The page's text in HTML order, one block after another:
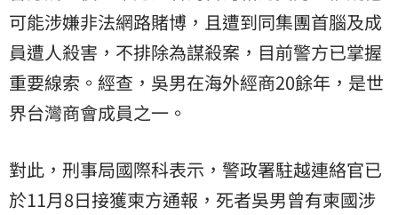
可能涉嫌非法網路賭博，且遭到同集團首腦及成
員遭人殺害，不排除為謀殺案，目前警方已掌握
重要線索。經查，吳男在海外經商20餘年，是世
界台灣商會成員之一。
對此，刑事局國際科表示，警政署駐越連絡官已
於11月8日接獲柬方通報，死者吳男曾有柬國涉